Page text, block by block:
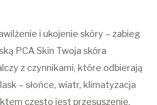
i ukojenie skóry – zabieg
PCA Skin Twoja skóra
z czynnikami, które odbierają
– słońce, wiatr, klimatyzacja
często jest przesuszenie,